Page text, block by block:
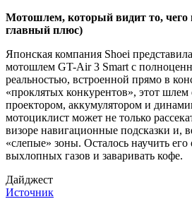
Мотошлем, который видит то, чего
главный плюс)
Японская компания Shoei
мотошлем GT-Air 3 Smart с
реальностью, встроенной прямо в
«проклятых конкурентов», этот шлем
проектором, аккумулятором и
мотоциклист может не только
визоре навигационные подсказки и,
«слепые» зоны. Осталось научить
выхлопных газов и заваривать кофе.
Дайджест
Источник